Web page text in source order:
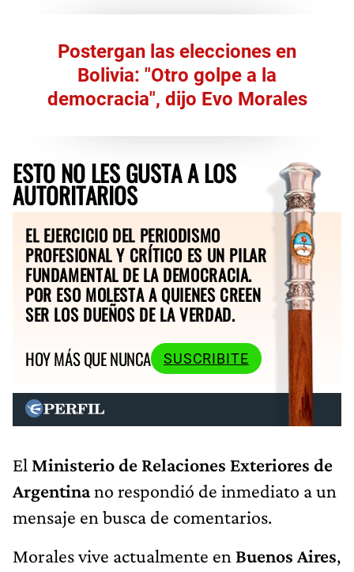
Postergan las elecciones en
Bolivia: "Otro golpe a la
democracia", dijo Evo Morales
ESTO NO LES GUSTA A LOS
AUTORITARIOS
EL EJERCICIO DEL PERIODISMO
PROFESIONAL Y CRÍTICO ES UN PILAR
FUNDAMENTAL DE LA DEMOCRACIA.
POR ESO MOLESTA A QUIENES CREEN
SER LOS DUEÑOS DE LA VERDAD.
HOY MÁS QUE NUNCA
SUSCRIBITE
El Ministerio de Relaciones Exteriores de
Argentinano respondió de inmediato a un
mensaje en busca de comentarios.
Morales vive actualmente en Buenos Aires,